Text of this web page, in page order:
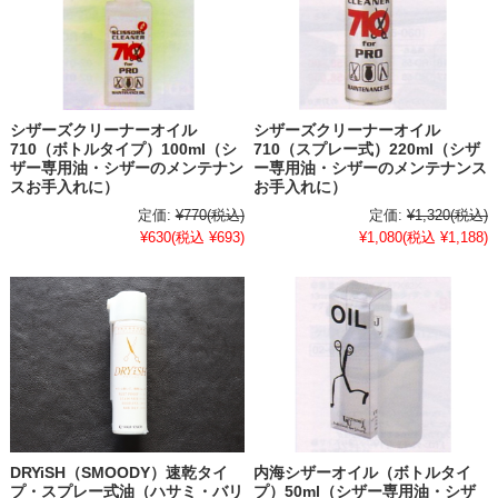
シザーズクリーナーオイル
710（ボトルタイプ）100ml（シ
ザー専用油・シザーのメンテナン
スお手入れに）
定価: ¥770(税込)
¥630(税込 ¥693)
シザーズクリーナーオイル
710（スプレー式）220ml（シザ
ー専用油・シザーのメンテナンス
お手入れに）
定価: ¥1,320(税込)
¥1,080(税込 ¥1,188)
DRYiSH（SMOODY）速乾タイ
プ・スプレー式油（ハサミ・バリ
内海シザーオイル（ボトルタイ
プ）50ml（シザー専用油・シザ